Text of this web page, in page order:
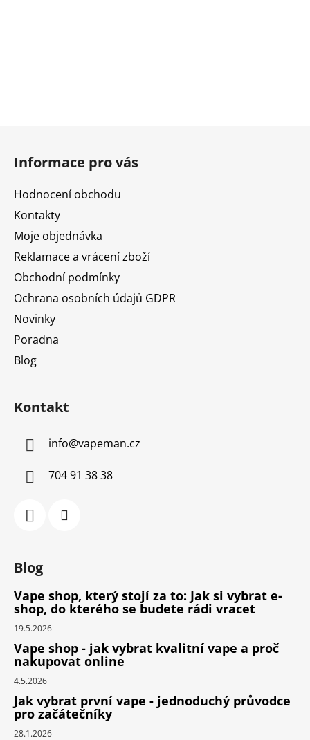
Informace pro vás
Hodnocení obchodu
Kontakty
Moje objednávka
Reklamace a vrácení zboží
Obchodní podmínky
Ochrana osobních údajů GDPR
Novinky
Poradna
Blog
Kontakt
info@vapeman.cz
704 91 38 38
Blog
Vape shop, který stojí za to: Jak si vybrat e-
shop, do kterého se budete rádi vracet
19.5.2026
Vape shop - jak vybrat kvalitní vape a proč
nakupovat online
4.5.2026
Jak vybrat první vape - jednoduchý průvodce
pro začátečníky
28.1.2026